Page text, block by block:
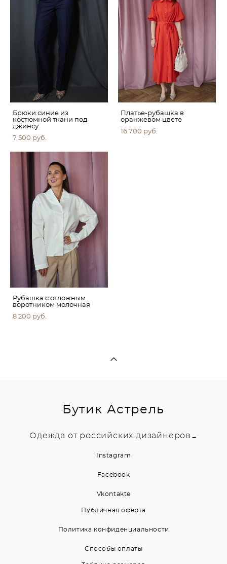
Брюки синие из
костюмной ткани под
джинсу
7 500 pуб.
Платье-рубашка в
оранжевом цвете
16 700 pуб.
Рубашка с отложным
воротником молочная
8 200 pуб.
Бутик Астрель
Одежда от российских дизайнеров →
Instagram
Facebook
Vkontakte
Публичная оферта
Политика конфиденциальности
Способы оплаты